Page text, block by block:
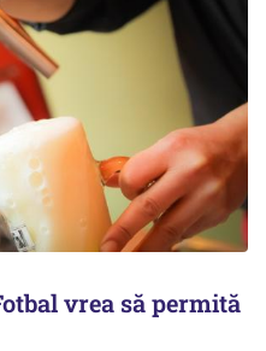
vrea să permită